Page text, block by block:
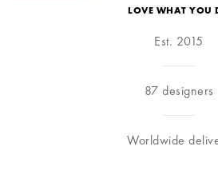
LOVE WHAT YOU
Est. 2015
87 designers
Worldwide